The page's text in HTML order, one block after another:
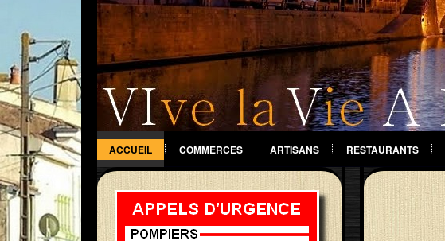
ACCUEIL COMMERCES ARTISANS RESTAURANTS
DIVERS